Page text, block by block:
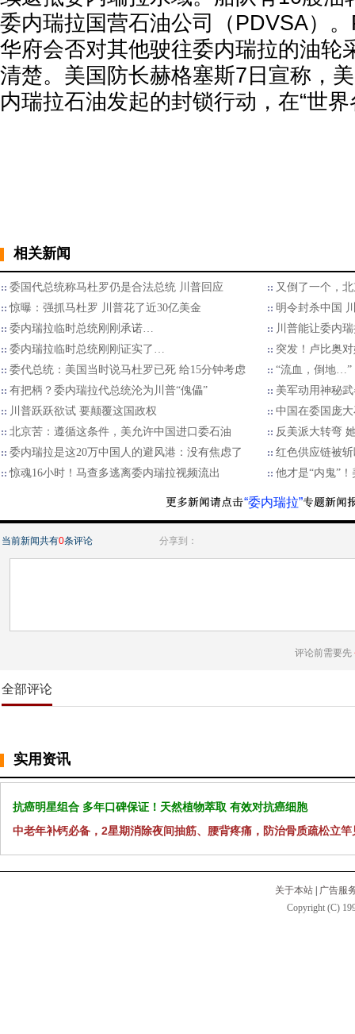
委内瑞拉国营石油公司（PDVSA）
华府会否对其他驶往委内瑞拉的油轮
清楚。美国防长赫格塞斯7日宣称，
内瑞拉石油发起的封锁行动，在“世
相关新闻
委国代总统称马杜罗仍是合法总统 川普回应
又倒了一个，
惊曝：强抓马杜罗 川普花了近30亿美金
明令封杀中国
委内瑞拉临时总统刚刚承诺…
川普能让委内
委内瑞拉临时总统刚刚证实了…
突发！卢比奥
委代总统：美国当时说马杜罗已死 给15分钟考虑
“流血，倒地…”
有把柄？委内瑞拉代总统沦为川普“傀儡”
美军动用神秘
川普跃跃欲试 要颠覆这国政权
中国在委国庞
北京苦：遵循这条件，美允许中国进口委石油
反美派大转弯
委内瑞拉是这20万中国人的避风港：没有焦虑了
红色供应链被
惊魂16小时！马查多逃离委内瑞拉视频流出
他才是“内鬼”
“委内瑞拉”
当前新闻共有0条评论 分享到：
评论前需要先
全部评论
实用资讯
抗癌明星组合 多年口碑保证！天然植物萃取 有效对抗癌细胞
中老年补钙必备，2星期消除夜间抽筋、腰背疼痛，防治骨质疏松立竿
关于本站
广告服
Copyright (C)